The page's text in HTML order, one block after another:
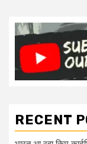
RECENT